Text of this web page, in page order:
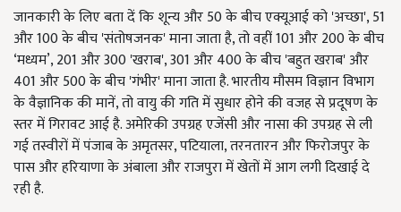
जानकारी के लिए बता दें कि शून्य और 50 के बीच एक्यूआई को 'अच्छा', 51
और 100 के बीच 'संतोषजनक' माना जाता है, तो वहीं 101 और 200 के बीच
‘मध्यम’, 201 और 300 'खराब', 301 और 400 के बीच 'बहुत खराब' और
401 और 500 के बीच 'गंभीर' माना जाता है. भारतीय मौसम विज्ञान विभाग
के वैज्ञानिक की मानें, तो वायु की गति में सुधार होने की वजह से प्रदूषण के
स्तर में गिरावट आई है. अमेरिकी उपग्रह एजेंसी और नासा की उपग्रह से ली
गई तस्वीरों में पंजाब के अमृतसर, पटियाला, तरनतारन और फिरोजपुर के
पास और हरियाणा के अंबाला और राजपुरा में खेतों में आग लगी दिखाई दे
रही है.